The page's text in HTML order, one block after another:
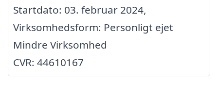
Startdato: 03. februar 2024,
Virksomhedsform: Personligt ejet
Mindre Virksomhed
CVR: 44610167